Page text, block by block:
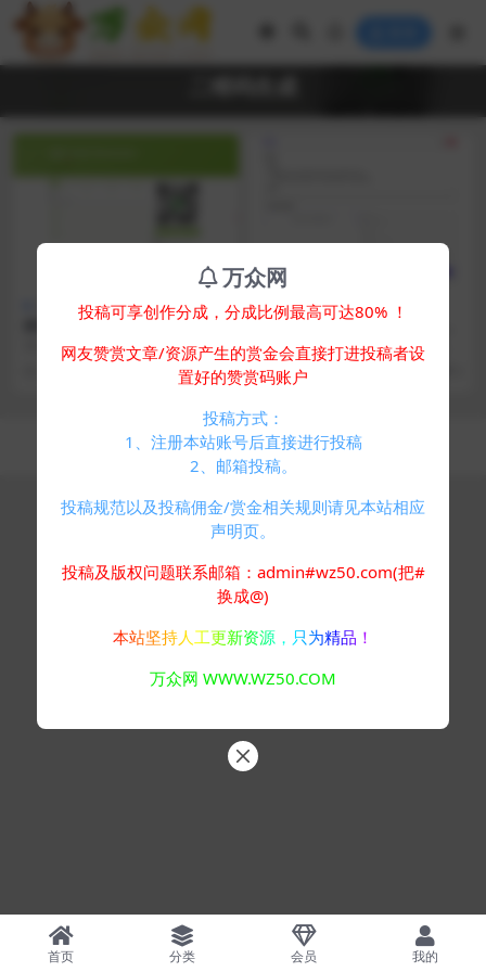
其他源码
阿宅QR轻量二维码生成系统源
简介： 阿宅QR轻量二维码生成系统
源码 基于PHP编写的二维码在线生
0
其他源码
微信群永久二维码生成系统源
码
简介： 苦于微信群聊二维码频繁变
动，开发这个能生成永久二维码的
工具，不需要服务器...
1 年前
Copyright © 2024万众网- All rights reserved
浙ICP备05025058号-4
首页 分类 会员 我的
万众网
投稿可享创作分成，分成比例最高可达80% ！
网友赞赏文章/资源产生的赏金会直接打进投稿者设
置好的赞赏码账户
投稿方式：
1、注册本站账号后直接进行投稿
2、邮箱投稿。
投稿规范以及投稿佣金/赏金相关规则请见本站相应
声明页。
投稿及版权问题联系邮箱：admin#wz50.com(把#
换成@)
本站坚持人工更新资源，只为精品！
万众网 WWW.WZ50.COM